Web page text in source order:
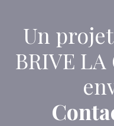
Un
BRIVE